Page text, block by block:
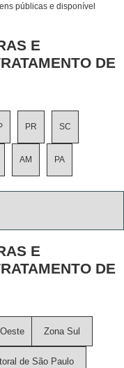
públicas e disponível
E
DE
PR SC
AM PA
E
DE
Zona Sul
de São Paulo